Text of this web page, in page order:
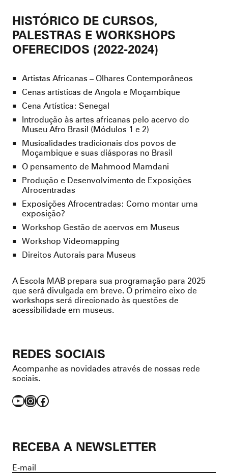
HISTÓRICO DE CURSOS,
PALESTRAS E WORKSHOPS
OFERECIDOS (2022-2024)
Artistas Africanas – Olhares Contemporâneos
Cenas artísticas de Angola e Moçambique
Cena Artística: Senegal
Introdução às artes africanas pelo acervo do
Museu Afro Brasil (Módulos 1 e 2)
Musicalidades tradicionais dos povos de
Moçambique e suas diásporas no Brasil
O pensamento de Mahmood Mamdani
Produção e Desenvolvimento de Exposições
Afrocentradas
Exposições Afrocentradas: Como montar uma
exposição?
Workshop Gestão de acervos em Museus
Workshop Videomapping
Direitos Autorais para Museus
A Escola MAB prepara sua programação para 2025
que será divulgada em breve. O primeiro eixo de
workshops será direcionado às questões de
acessibilidade em museus.
REDES SOCIAIS
Acompanhe as novidades através de nossas rede
sociais.
YouTube
Instagram
Facebook
RECEBA A NEWSLETTER
E-mail